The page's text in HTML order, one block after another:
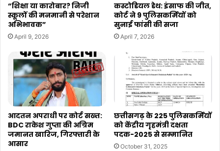
“शिक्षा या कारोबार? निजी
स्कूलों की मनमानी से परेशान
अभिभावक”
April 9, 2026
कस्टोडियल डेथ: इंसाफ की जीत,
कोर्ट ने 9 पुलिसकर्मियों को
सुनाई फांसी की सजा
April 7, 2026
आदतन अपराधी पर कोर्ट सख्त:
BDC राकेश गुप्ता की अग्रिम
जमानत खारिज, गिरफ्तारी के
आसार
छत्तीसगढ़ के 225 पुलिसकर्मियों
को केंद्रीय गृहमंत्री दक्षता
पदक-2025 से सम्मानित
October 31, 2025